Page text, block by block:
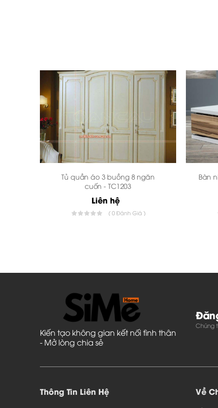
Tủ quần áo 3 buồng 8 ngăn
cuốn - TC1203
Liên hệ
( 0 Đánh Giá )
Bàn
Kiến tạo không gian kết nối tình thân
- Mở lòng chia sẻ
Chúng
Thông Tin Liên Hệ Về